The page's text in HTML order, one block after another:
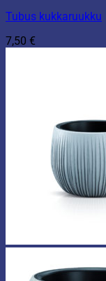
Tubus kukkaruukku
7,50 €